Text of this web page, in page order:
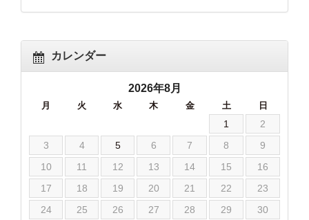
カレンダー
2026年8月
月 火 水 木 金 土 日
1
2
3
4 5 6 7 8
9
10
11 12 13 14 15
16
17
18 19 20 21 22
23
24
25 26 27 28 29
30